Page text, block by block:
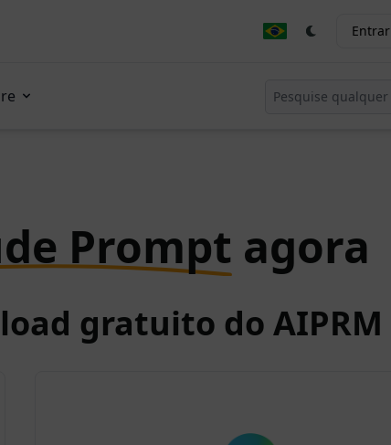
Entrar
Prompt agora
gratuito do AIPRM